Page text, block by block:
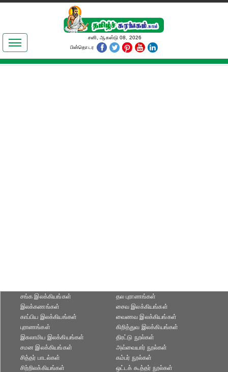
இலக்கியங்கள்
தமிழ் உலகம்
சனி, ஆகஸ்டு 08, 2026
பின்தொடர
சங்க இலக்கியங்கள்
இலக்கணங்கள்
காப்பிய இலக்கியங்கள்
புராணங்கள்
தல புராணங்கள்
சைவ இலக்கியங்கள்
வைணவ இலக்கியங்கள்
கிறித்துவ இலக்கியங்கள்
இசுலாமிய இலக்கியங்கள்
சமன இலக்கியங்கள்
சித்தர் பாடல்கள்
சிற்றிலக்கியங்கள்
திரட்டு நூல்கள்
அவ்வையார் நூல்கள்
கம்பர் நூல்கள்
ஒட்டக் கூத்தர் நூல்கள்